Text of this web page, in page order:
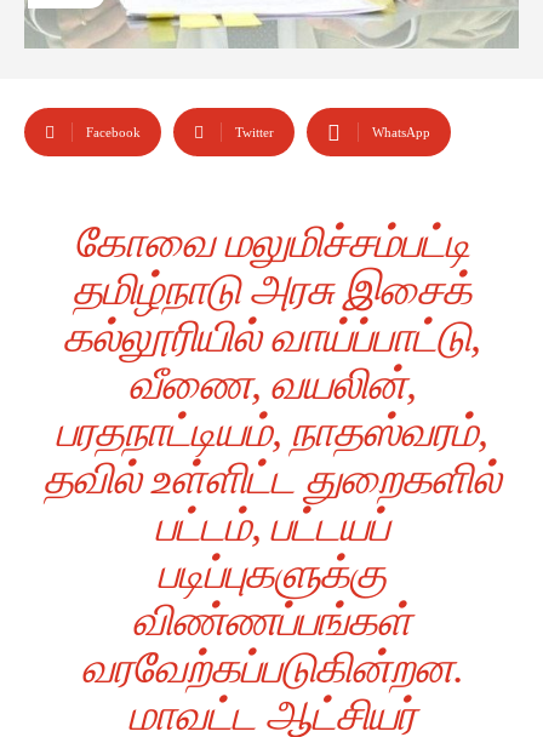
Facebook Twitter WhatsApp
கோவை மலுமிச்சம்பட்டி
தமிழ்நாடு அரசு இசைக்
கல்லூரியில் வாய்ப்பாட்டு,
வீணை, வயலின்,
பரதநாட்டியம், நாதஸ்வரம்,
தவில் உள்ளிட்ட துறைகளில்
பட்டம், பட்டயப்
படிப்புகளுக்கு
விண்ணப்பங்கள்
வரவேற்கப்படுகின்றன.
மாவட்ட ஆட்சியர்